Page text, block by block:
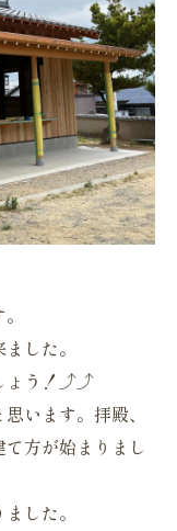
した。
ょう！⤴⤴
います。拝殿、
方が始まりまし
した。